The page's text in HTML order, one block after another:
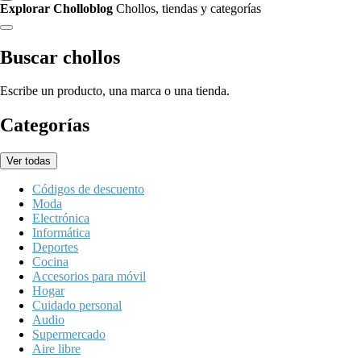
Explorar Cholloblog Chollos, tiendas y categorías
Buscar chollos
Escribe un producto, una marca o una tienda.
Categorías
Ver todas
Códigos de descuento
Moda
Electrónica
Informática
Deportes
Cocina
Accesorios para móvil
Hogar
Cuidado personal
Audio
Supermercado
Aire libre